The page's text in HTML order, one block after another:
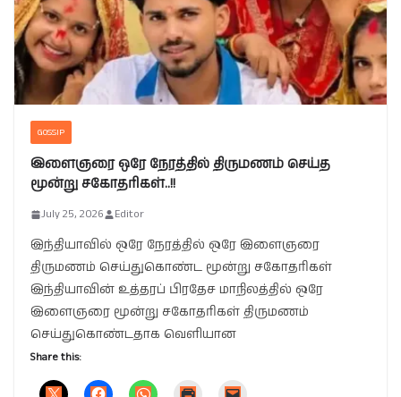
GOSSIP
இளைஞரை ஒரே நேரத்தில் திருமணம் செய்த
மூன்று சகோதரிகள்..!!
July 25, 2026 Editor
இந்தியாவில் ஒரே நேரத்தில் ஒரே இளைஞரை
திருமணம் செய்துகொண்ட மூன்று சகோதரிகள்
இந்தியாவின் உத்தரப் பிரதேச மாநிலத்தில் ஒரே
இளைஞரை மூன்று சகோதரிகள் திருமணம்
செய்துகொண்டதாக வெளியான
Share this: